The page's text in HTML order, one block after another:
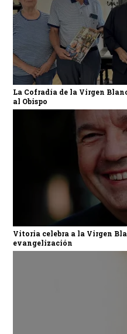
La Cofradía de la Virgen
al Obispo
Vitoria celebra a la Virgen
evangelización